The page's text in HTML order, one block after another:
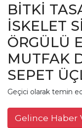
BİTKİ
İSKELET
ÖRGÜLÜ
MUTFAK
SEPET
Geçici olarak temin
Gelince Haber